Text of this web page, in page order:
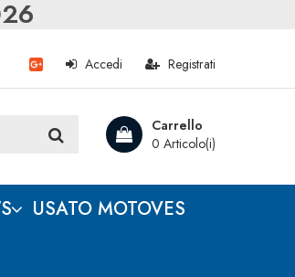
Registrati
Accedi
Carrello
0 Articolo(i)
USATO MOTOVES